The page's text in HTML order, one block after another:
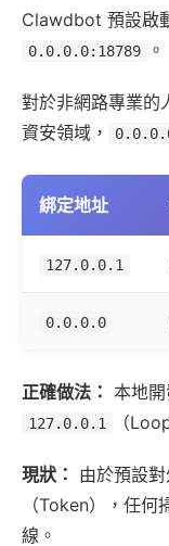
Clawdbot 預設啟
0.0.0.0:18789 。
對於非網路專業的
資安領域，
綁定地址
127.0.0.1
0.0.0.0
正確做法： 本地
127.0.0.1 （
現狀： 由於預設
（Token），任
線。